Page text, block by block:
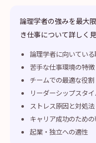
論理学者の強みを最大
き仕事について詳しく
論理学者に向いてい
苦手な仕事環境の特徴
チームでの最適な役割
リーダーシップスタ
ストレス原因と対処法
キャリア成功のため
起業・独立への適性